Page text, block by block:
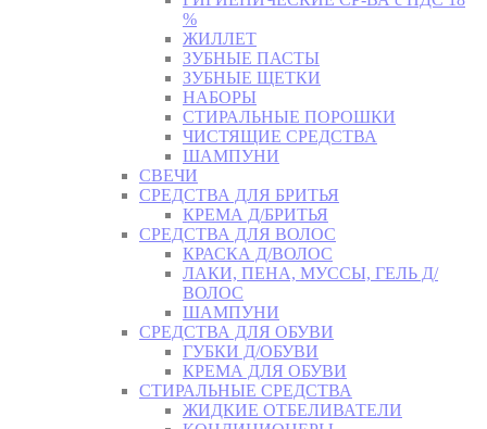
%
ЖИЛЛЕТ
ЗУБНЫЕ ПАСТЫ
ЗУБНЫЕ ЩЕТКИ
НАБОРЫ
СТИРАЛЬНЫЕ ПОРОШКИ
ЧИСТЯЩИЕ СРЕДСТВА
ШАМПУНИ
СВЕЧИ
СРЕДСТВА ДЛЯ БРИТЬЯ
КРЕМА Д/БРИТЬЯ
СРЕДСТВА ДЛЯ ВОЛОС
КРАСКА Д/ВОЛОС
ЛАКИ, ПЕНА, МУССЫ, ГЕЛЬ Д/
ВОЛОС
ШАМПУНИ
СРЕДСТВА ДЛЯ ОБУВИ
ГУБКИ Д/ОБУВИ
КРЕМА ДЛЯ ОБУВИ
СТИРАЛЬНЫЕ СРЕДСТВА
ЖИДКИЕ ОТБЕЛИВАТЕЛИ